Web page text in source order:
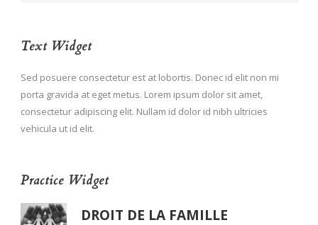
Text Widget
Sed posuere consectetur est at lobortis. Donec id elit non mi
porta gravida at eget metus. Lorem ipsum dolor sit amet,
consectetur adipiscing elit. Nullam id dolor id nibh ultricies
vehicula ut id elit.
Practice Widget
DROIT DE LA FAMILLE